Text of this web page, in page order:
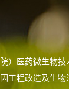
）医药微生物
工程改造及生